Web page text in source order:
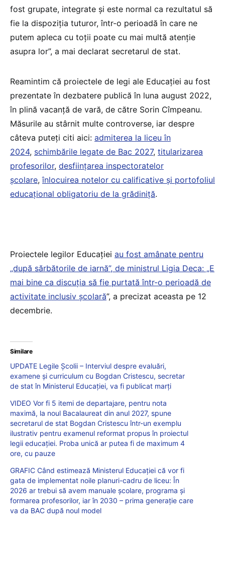
fost grupate, integrate și este normal ca rezultatul să
fie la dispoziția tuturor, într-o perioadă în care ne
putem apleca cu toții poate cu mai multă atenție
asupra lor”, a mai declarat secretarul de stat.
Reamintim că proiectele de legi ale Educației au fost
prezentate în dezbatere publică în luna august 2022,
în plină vacanță de vară, de către Sorin Cîmpeanu.
Măsurile au stârnit multe controverse, iar despre
câteva puteți citi aici: admiterea la liceu în
2024, schimbările legate de Bac 2027, titularizarea
profesorilor, desființarea inspectoratelor
școlare,înlocuirea notelor cu calificative și portofoliul
educațional obligatoriu de la grădiniță.
Proiectele legilor Educației au fost amânate pentru
„după sărbătorile de iarnă”, de ministrul Ligia Deca: „E
mai bine ca discuția să fie purtată într-o perioadă de
activitate inclusiv școlară”, a precizat aceasta pe 12
decembrie.
Similare
UPDATE Legile Școlii – Interviul despre evaluări,
examene și curriculum cu Bogdan Cristescu, secretar
de stat în Ministerul Educației, va fi publicat marți
VIDEO Vor fi 5 itemi de departajare, pentru nota
maximă, la noul Bacalaureat din anul 2027, spune
secretarul de stat Bogdan Cristescu într-un exemplu
ilustrativ pentru examenul reformat propus în proiectul
legii educației. Proba unică ar putea fi de maximum 4
ore, cu pauze
GRAFIC Când estimează Ministerul Educației că vor fi
gata de implementat noile planuri-cadru de liceu: În
2026 ar trebui să avem manuale școlare, programa și
formarea profesorilor, iar în 2030 – prima generație care
va da BAC după noul model